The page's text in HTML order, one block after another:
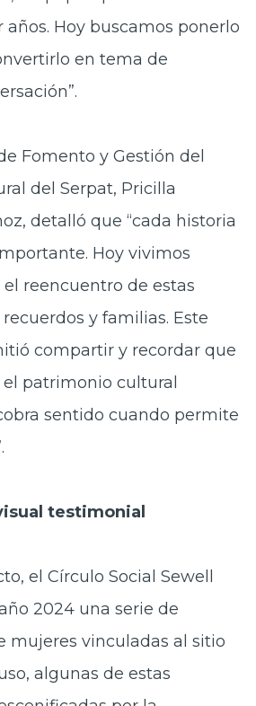
Hoy buscamos ponerlo
en tema de
Fomento y Gestión del
del Serpat, Pricilla
detalló que “cada historia
Hoy vivimos
reencuentro de estas
y familias. Este
compartir y recordar que
patrimonio cultural
sentido cuando permite
testimonial
el Círculo Social Sewell
2024 una serie de
mujeres vinculadas al sitio
algunas de estas